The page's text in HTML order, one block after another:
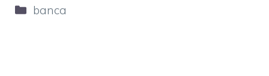
Categorie
banca